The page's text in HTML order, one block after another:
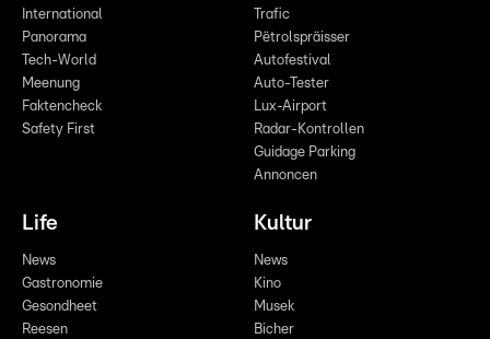
International
Panorama
Tech-World
Meenung
Faktencheck
Safety First
Trafic
Pëtrolspräisser
Autofestival
Auto-Tester
Lux-Airport
Radar-Kontrollen
Guidage Parking
Annoncen
Life
News
Gastronomie
Gesondheet
Reesen
Kultur
News
Kino
Musek
Bicher